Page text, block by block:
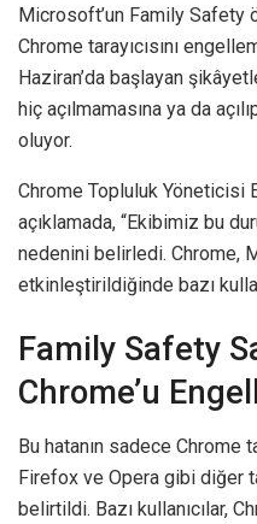
Microsoft’un Family Safety
Chrome tarayıcısını
Haziran’da başlayan
hiç açılmamasına ya da
oluyor.
Chrome Topluluk Yöneticisi
açıklamada, “Ekibimiz bu
nedenini belirledi. Chrome,
etkinleştirildiğinde bazı
Family Safety
Chrome’u
Bu hatanın sadece Chrome
Firefox ve Opera gibi diğer
belirtildi. Bazı kullanıcılar,